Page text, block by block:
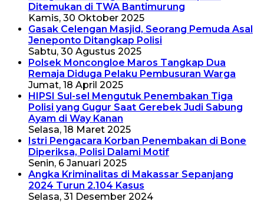
Ditemukan di TWA Bantimurung
Kamis, 30 Oktober 2025
Gasak Celengan Masjid, Seorang Pemuda Asal
Jeneponto Ditangkap Polisi
Sabtu, 30 Agustus 2025
Polsek Moncongloe Maros Tangkap Dua
Remaja Diduga Pelaku Pembusuran Warga
Jumat, 18 April 2025
HIPSI Sul-sel Mengutuk Penembakan Tiga
Polisi yang Gugur Saat Gerebek Judi Sabung
Ayam di Way Kanan
Selasa, 18 Maret 2025
Istri Pengacara Korban Penembakan di Bone
Diperiksa, Polisi Dalami Motif
Senin, 6 Januari 2025
Angka Kriminalitas di Makassar Sepanjang
2024 Turun 2.104 Kasus
Selasa, 31 Desember 2024